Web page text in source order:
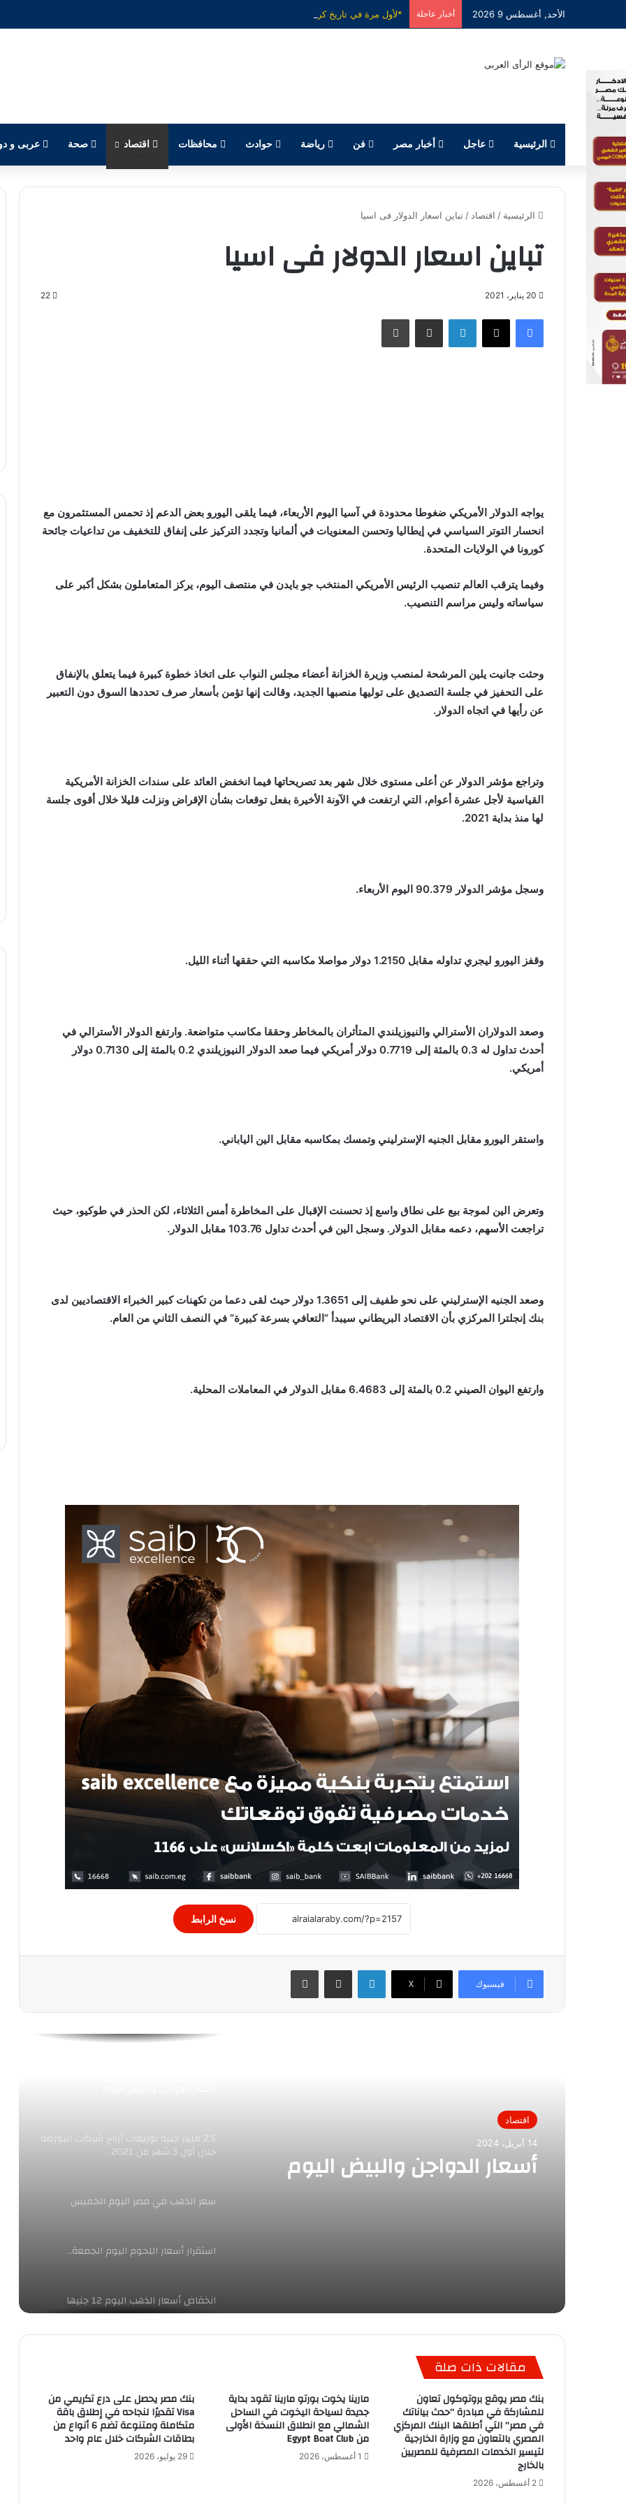
الأحد, أغسطس 9 2026 أخبار عاجلة
الرئيسية عاجل أخبار مصر فن رياضة حوادث محافظات اقتصاد صحة عربى و
الرئيسية / اقتصاد / تباين اسعار الدولار فى اسيا
تباين اسعار الدولار فى اسيا
20 يناير، 2021 22
فيسبوك X لينكدإن مشاركة عبر البريد طباعة
يواجه الدولار الأمريكي ضغوطا محدودة في آسيا اليوم الأربعاء، فيما يلقى اليورو بعض الدعم إذ تحمس المستثمرون مع
انحسار التوتر السياسي في إيطاليا وتحسن المعنويات في ألمانيا وتجدد التركيز على إنفاق للتخفيف من تداعيات جائحة
كورونا في الولايات المتحدة.
وفيما يترقب العالم تنصيب الرئيس الأمريكي المنتخب جو بايدن في منتصف اليوم، يركز المتعاملون بشكل أكبر على
سياساته وليس مراسم التنصيب.
وحثت جانيت يلين المرشحة لمنصب وزيرة الخزانة أعضاء مجلس النواب على اتخاذ خطوة كبيرة فيما يتعلق بالإنفاق
على التحفيز في جلسة التصديق على توليها منصبها الجديد، وقالت إنها تؤمن بأسعار صرف تحددها السوق دون التعبير
عن رأيها في اتجاه الدولار .
وتراجع مؤشر الدولار عن أعلى مستوى خلال شهر بعد تصريحاتها فيما انخفض العائد على سندات الخزانة الأمريكية
القياسية لأجل عشرة أعوام، التي ارتفعت في الآونة الأخيرة بفعل توقعات بشأن الإقراض ونزلت قليلا خلال أقوى جلسة
لها منذ بداية 2021
.
وسجل مؤشر الدولار 90.379 اليوم الأربعاء .
وقفز اليورو ليجري تداوله مقابل 1.2150 دولار مواصلا مكاسبه التي حققها أثناء الليل .
وصعد الدولاران الأسترالي والنيوزيلندي المتأثران بالمخاطر وحققا مكاسب متواضعة. وارتفع الدولار الأسترالي في
أحدث تداول له 0.3 بالمئة إلى 0.7719 دولار أمريكي فيما صعد الدولار النيوزيلندي 0.2 بالمئة إلى 0.7130 دولار
أمريكي.
واستقر اليورو مقابل الجنيه الإسترليني وتمسك بمكاسبه مقابل الين الياباني.
وتعرض الين لموجة بيع على نطاق واسع إذ تحسنت الإقبال على المخاطرة أمس الثلاثاء، لكن الحذر في طوكيو، حيث
تراجعت الأسهم، دعمه مقابل الدولار. وسجل الين في أحدث تداول 103.76 مقابل الدولار
.
وصعد الجنيه الإسترليني على نحو طفيف إلى 1.3651 دولار حيث لقى دعما من تكهنات كبير الخبراء الاقتصاديين لدى
بنك إنجلترا المركزي بأن الاقتصاد البريطاني سيبدأ “التعافي بسرعة كبيرة” في النصف الثاني من العام.
وارتفع اليوان الصيني 0.2 بالمئة إلى 6.4683 مقابل الدولار في المعاملات المحلية .
نسخ الرابط
فيسبوك X
لينكدإن مشاركة عبر البريد طباعة
اقتصاد
14 أبريل، 2024
أسعار الدواجن والبيض اليوم
مؤشرات البورصة المصرية اليوم
نك مصر يحقق طفرة هائلة في معدلات
2022 ويقفز بإجمالي أرباحه قبل الضرائب
إلى 40.8 مليار جنيه مصري
ما هى أسعار العملات الأجنبية والعربية
اليوم
المصري اليوم
2.5 مليار جنيه توزيعات أرباح شركات البورصة
خلال أول 3 شهر من 2021
سعر الذهب في مصر اليوم الخميس
استقرار أسعار اللحوم اليوم الجمعة..
انخفاض أسعار الذهب اليوم 12 جنيها
نك مصر يحقق طفرة هائلة في معدلات
نمو جميع قطاعات الأعمال بنهاية ديسمبر
2022 ويقفز بإجمالي أرباحه قبل الضرائب
ما هى أسعار العملات الأجنبية والعربية
مقالات ذات صلة
بنك مصر يوقع بروتوكول تعاون
للمشاركة في مبادرة “حدث بياناتك
في مصر” التي أطلقها البنك المركزي
المصري بالتعاون مع وزارة الخارجية
لتيسير الخدمات المصرفية للمصريين
بالخارج
2 أغسطس، 2026
مارينا يخوت بورتو مارينا تقود بداية
جديدة لسياحة اليخوت في الساحل
الشمالي مع انطلاق النسخة الأولى
من Egypt Boat Club
1 أغسطس، 2026
بنك مصر يحصل على درع تكريمي من
Visa تقديرًا لنجاحه في إطلاق باقة
متكاملة ومتنوعة تضم 6 أنواع من
بطاقات الشركات خلال عام واحد
29 يوليو، 2026